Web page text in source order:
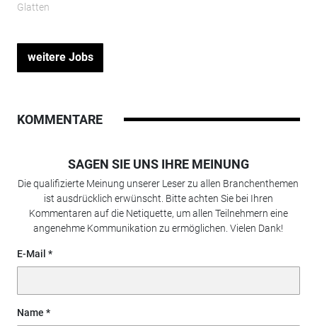
Glatten
weitere Jobs
KOMMENTARE
SAGEN SIE UNS IHRE MEINUNG
Die qualifizierte Meinung unserer Leser zu allen Branchenthemen
ist ausdrücklich erwünscht. Bitte achten Sie bei Ihren
Kommentaren auf die Netiquette, um allen Teilnehmern eine
angenehme Kommunikation zu ermöglichen. Vielen Dank!
E-Mail
Name